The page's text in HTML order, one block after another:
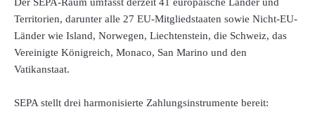
Territorien, darunter alle 27 EU-Mitgliedstaaten sowie Nicht-EU-
Länder wie Island, Norwegen, Liechtenstein, die Schweiz, das
Vereinigte Königreich, Monaco, San Marino und den
Vatikanstaat.
SEPA stellt drei harmonisierte Zahlungsinstrumente bereit: